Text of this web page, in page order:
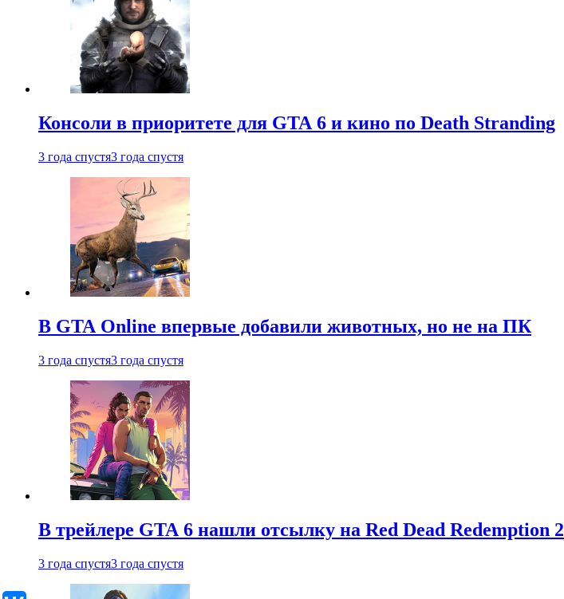
Консоли в приоритете для GTA 6 и кино по Death Stranding
3 года спустя3 года спустя
В GTA Online впервые добавили животных, но не на ПК
3 года спустя3 года спустя
В трейлере GTA 6 нашли отсылку на Red Dead Redemption 2
3 года спустя3 года спустя